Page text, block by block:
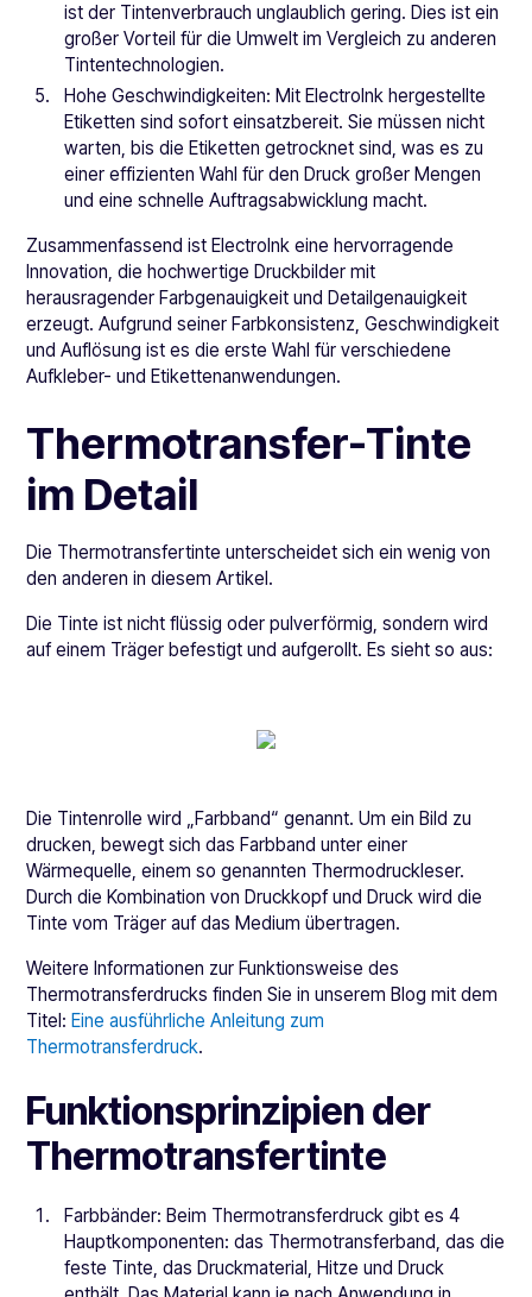
ist der Tintenverbrauch unglaublich gering. Dies ist ein
großer Vorteil für die Umwelt im Vergleich zu anderen
Tintentechnologien.
Hohe Geschwindigkeiten: Mit ElectroInk hergestellte
Etiketten sind sofort einsatzbereit. Sie müssen nicht
warten, bis die Etiketten getrocknet sind, was es zu
einer effizienten Wahl für den Druck großer Mengen
und eine schnelle Auftragsabwicklung macht.
Zusammenfassend ist ElectroInk eine hervorragende
Innovation, die hochwertige Druckbilder mit
herausragender Farbgenauigkeit und Detailgenauigkeit
erzeugt. Aufgrund seiner Farbkonsistenz, Geschwindigkeit
und Auflösung ist es die erste Wahl für verschiedene
Aufkleber- und Etikettenanwendungen.
Thermotransfer-Tinte
im Detail
Die Thermotransfertinte unterscheidet sich ein wenig von
den anderen in diesem Artikel.
Die Tinte ist nicht flüssig oder pulverförmig, sondern wird
auf einem Träger befestigt und aufgerollt. Es sieht so aus:
Die Tintenrolle wird „Farbband“ genannt. Um ein Bild zu
drucken, bewegt sich das Farbband unter einer
Wärmequelle, einem so genannten Thermodruckleser.
Durch die Kombination von Druckkopf und Druck wird die
Tinte vom Träger auf das Medium übertragen.
Weitere Informationen zur Funktionsweise des
Thermotransferdrucks finden Sie in unserem Blog mit dem
Titel:Eine ausführliche Anleitung zum
Thermotransferdruck.
Funktionsprinzipien der
Thermotransfertinte
Farbbänder: Beim Thermotransferdruck gibt es 4
Hauptkomponenten: das Thermotransferband, das die
feste Tinte, das Druckmaterial, Hitze und Druck